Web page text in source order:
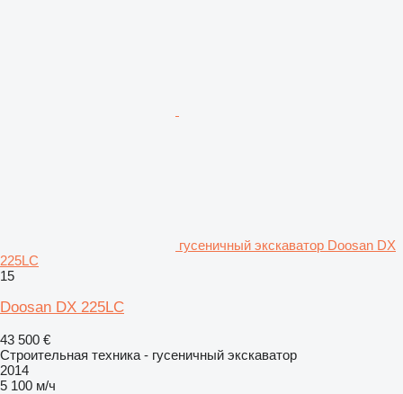
гусеничный экскаватор Doosan DX
225LC
15
Doosan DX 225LC
43 500 €
Строительная техника - гусеничный экскаватор
2014
5 100 м/ч